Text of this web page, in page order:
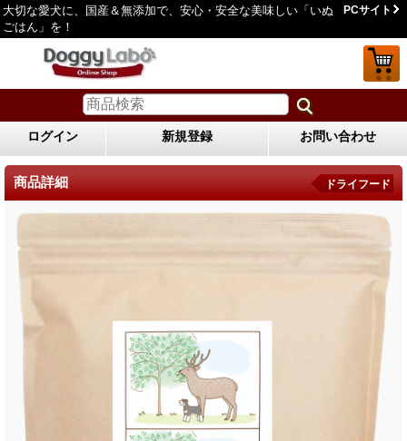
大切な愛犬に、国産＆無添加で、安心・安全な美味しい「いぬ
ごはん」を！
PCサイト
ログイン 新規登録 お問い合わせ
商品詳細 ドライフード